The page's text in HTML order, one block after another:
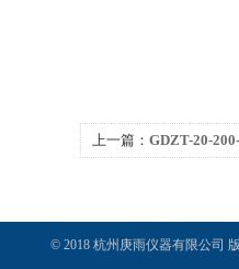
上一篇： GDZT-20-
© 2018 杭州庚雨仪器有限公司